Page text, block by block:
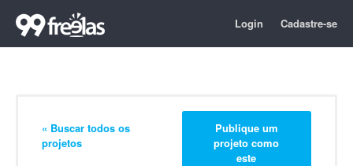
Login Cadastre-se
« Buscar todos os
projetos
Publique um
projeto como
este